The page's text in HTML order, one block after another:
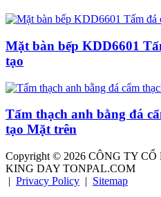
Mặt bàn bếp KDD6601
tạo
Tấm thạch anh bằng đá
tạo Mặt trên
Copyright © 2026 CÔNG TY
KING DAY TONPAL.COM
| Privacy Policy | Sitemap